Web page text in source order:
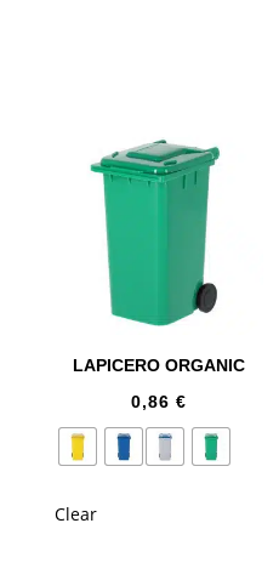
LAPICERO ORGANIC
0,86 €
Clear